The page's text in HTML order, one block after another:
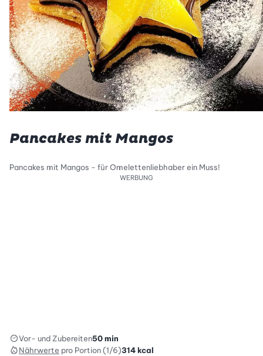
Pancakes mit Mangos
Pancakes mit Mangos - für Omelettenliebhaber ein Muss!
WERBUNG
Vor- und Zubereiten50 min
Nährwerte pro Portion (1/6)314kcal